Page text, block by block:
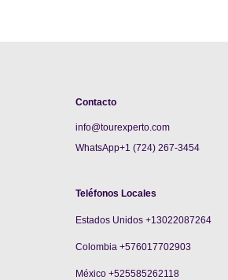
Contacto
info@tourexperto.com
WhatsApp+1 (724) 267-3454
Teléfonos Locales
Estados Unidos +13022087264
Colombia +576017702903
México +525585262118